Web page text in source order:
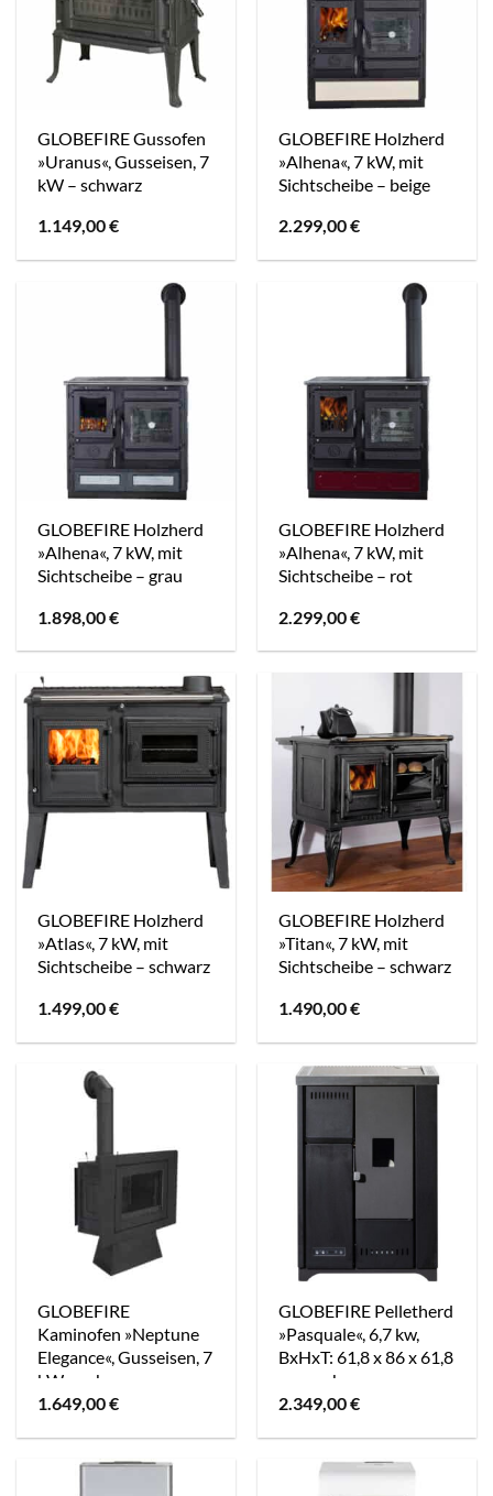
GLOBEFIRE Gussofen
»Uranus«, Gusseisen, 7
kW – schwarz
1.149,00€
GLOBEFIRE Holzherd
»Alhena«, 7 kW, mit
Sichtscheibe – beige
2.299,00€
GLOBEFIRE Holzherd
»Alhena«, 7 kW, mit
Sichtscheibe – grau
1.898,00€
GLOBEFIRE Holzherd
»Alhena«, 7 kW, mit
Sichtscheibe – rot
2.299,00€
GLOBEFIRE Holzherd
»Atlas«, 7 kW, mit
Sichtscheibe – schwarz
1.499,00€
GLOBEFIRE Holzherd
»Titan«, 7 kW, mit
Sichtscheibe – schwarz
1.490,00€
GLOBEFIRE
Kaminofen »Neptune
Elegance«, Gusseisen, 7
kW – schwarz
1.649,00€
GLOBEFIRE Pelletherd
»Pasquale«, 6,7 kw,
BxHxT: 61,8 x 86 x 61,8
cm – schwarz
2.349,00€